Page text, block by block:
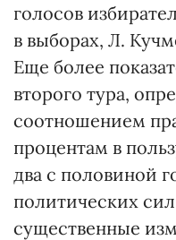
голосов
в выборах, Л.
Еще более
второго тура,
соотношением
процентам в
два с половиной
политических
существенные